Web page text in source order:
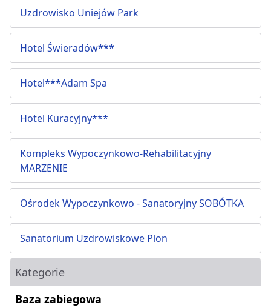
Uzdrowisko Uniejów Park
Hotel Świeradów***
Hotel***Adam Spa
Hotel Kuracyjny***
Kompleks Wypoczynkowo-Rehabilitacyjny
MARZENIE
Ośrodek Wypoczynkowo - Sanatoryjny SOBÓTKA
Sanatorium Uzdrowiskowe Plon
Kategorie
Baza zabiegowa